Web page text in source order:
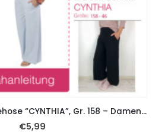
Hosenrock, Marlenehose “CYNTHIA”, Gr. 158 – Damengr. 46
€5,99